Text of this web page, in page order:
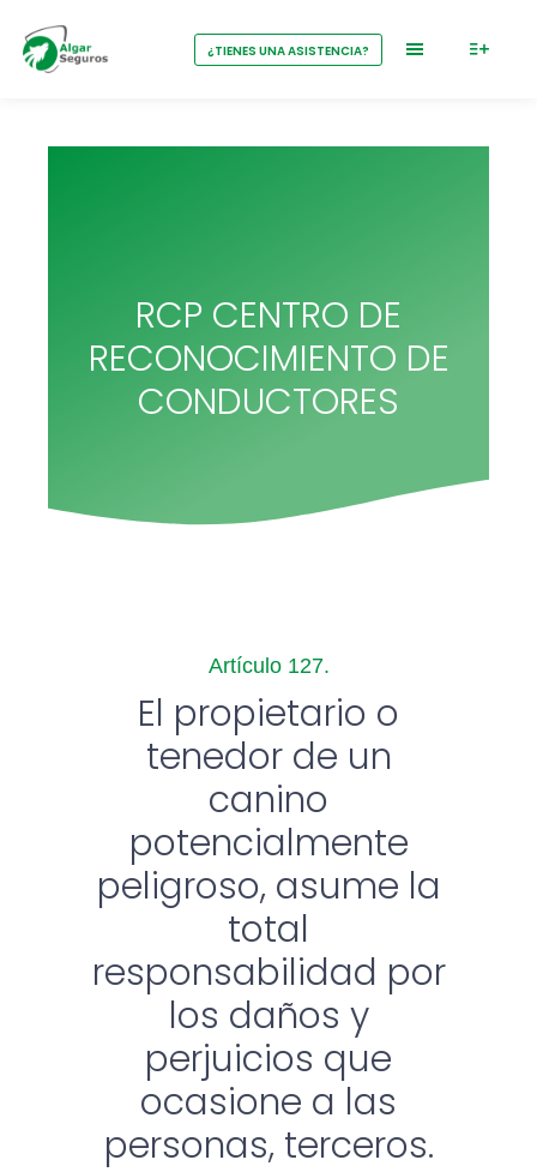
¿TIENES UNA ASISTENCIA?
RCP CENTRO DE
RECONOCIMIENTO DE
CONDUCTORES
Artículo 127.
El propietario o
tenedor de un
canino
potencialmente
peligroso, asume la
total
responsabilidad por
los daños y
perjuicios que
ocasione a las
personas, terceros.